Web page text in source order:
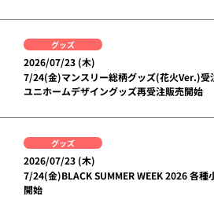
グッズ
2026/07/23 (木)
7/24(金)マンスリー総柄グッズ(花火Ver.)受
ユニホームデザイングッズ再受注販売開始
グッズ
2026/07/23 (木)
7/24(金)BLACK SUMMER WEEK 2026 各種
開始